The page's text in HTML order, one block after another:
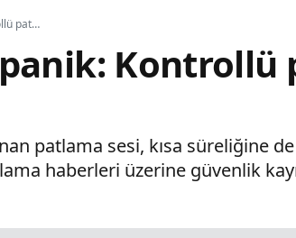
İsrail'de büyük panik: Kontrollü patlama paniğe yol açtı
Kontrollü
patlama sesi, kısa süreliğine
haberleri üzerine güvenlik